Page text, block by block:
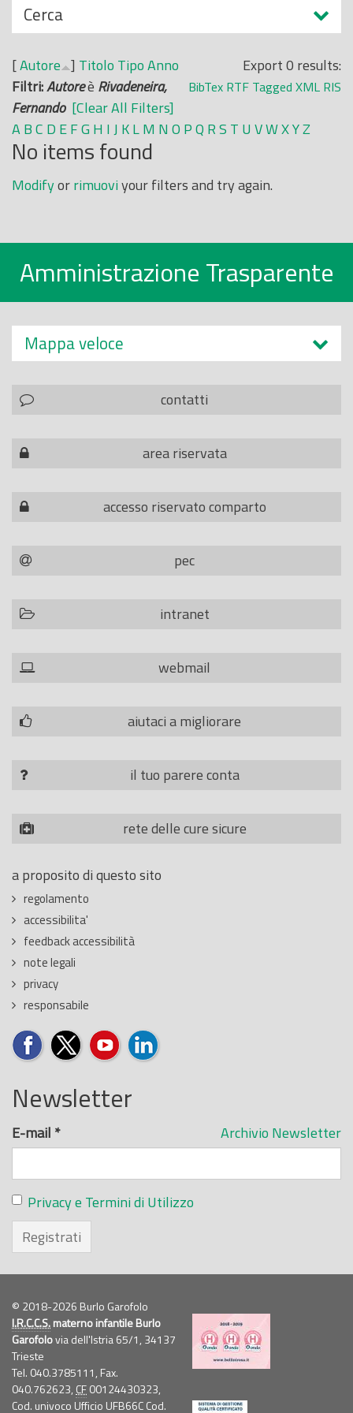
N
a
s
c
o
n
d
i
Cerca
Export 0 results:
BibTex RTF Tagged XML RIS
[Autore ] Titolo TipoAnno
Filtri:Autoreè Rivadeneira,
Fernando [Clear All Filters]
ABC D EFG H IJ KLM N O PQ RS T U VWXYZ
No items found
Modifyorrimuoviyour filters and try again.
Amministrazione Trasparente
Mappa veloce
contatti
area riservata
accesso riservato comparto
pec
intranet
webmail
aiutaci a migliorare
il tuo parere conta
rete delle cure sicure
a proposito di questo sito
regolamento
accessibilita'
feedback accessibilità
note legali
privacy
responsabile
Newsletter
Archivio Newsletter
E-mail *
Privacy e Termini di Utilizzo
Registrati
© 2018-2026 Burlo Garofolo
I.R.C.C.S.materno infantile Burlo
Garofolovia dell'Istria 65/1, 34137
Trieste
Tel. 040.3785111, Fax.
040.762623, CF00124430323,
Cod. univoco Ufficio UFB66C Cod.